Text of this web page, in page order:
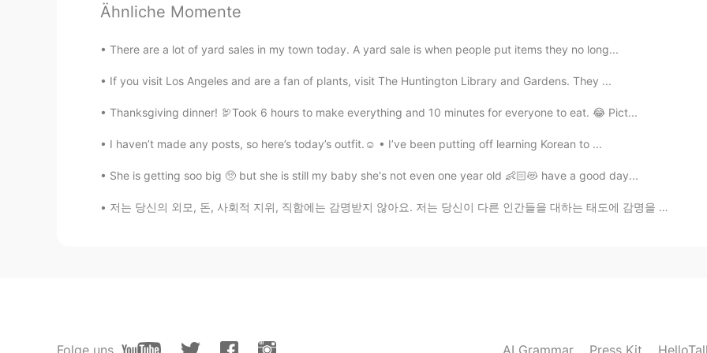
KR DE
👍👍 잘했어요. 저는 대학원 원서랑 에세이 쓰고 있어요. 죽을 것 같아요..
KR EN CN繁 CN
한국어 안이상해요, 저는 유튜브 볼거예요 ㅋ
Ähnliche Momente
There are a lot of yard sales in my town today. A yard sale is when people put items they no long...
If you visit Los Angeles and are a fan of plants, visit The Huntington Library and Gardens. They ...
Thanksgiving dinner! 🦃Took 6 hours to make everything and 10 minutes for everyone to eat. 😂 Pict...
I haven’t made any posts, so here’s today’s outfit.☺️ • I’ve been putting off learning Korean to ...
She is getting soo big 🥺 but she is still my baby she's not even one year old 👶🏻😻 have a good day...
저는 당신의 외모, 돈, 사회적 지위, 직함에는 감명받지 않아요. 저는 당신이 다른 인간들을 대하는 태도에 감명을 받았어요. I’m not impressed by your...
Folge uns AI Grammar Press Kit